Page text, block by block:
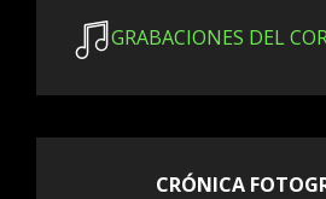
GRABACIONES DEL
CRÓNICA